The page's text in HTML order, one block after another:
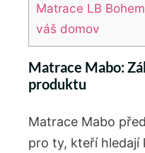
Matrace LB
váš domov
Matrace Mabo:
produktu
Matrace Mabo
pro ty, kteří